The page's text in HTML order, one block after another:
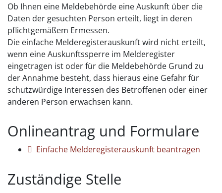
Ob Ihnen eine Meldebehörde eine Auskunft über die
Daten der gesuchten Person erteilt, liegt in deren
pflichtgemäßem Ermessen.
Die einfache Melderegisterauskunft wird nicht erteilt,
wenn eine Auskunftssperre im Melderegister
eingetragen ist oder für die Meldebehörde Grund zu
der Annahme besteht, dass hieraus eine Gefahr für
schutzwürdige Interessen des Betroffenen oder einer
anderen Person erwachsen kann.
Onlineantrag und Formulare
Einfache Melderegisterauskunft beantragen
Zuständige Stelle